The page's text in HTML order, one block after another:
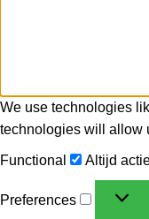
We use technologies
technologies will allow
Functional Altijd
Preferences